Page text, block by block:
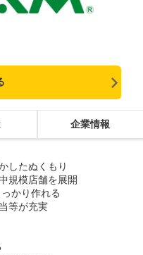
企業情報
したぬくもり
規模店舗を展開
かり作れる
等が充実